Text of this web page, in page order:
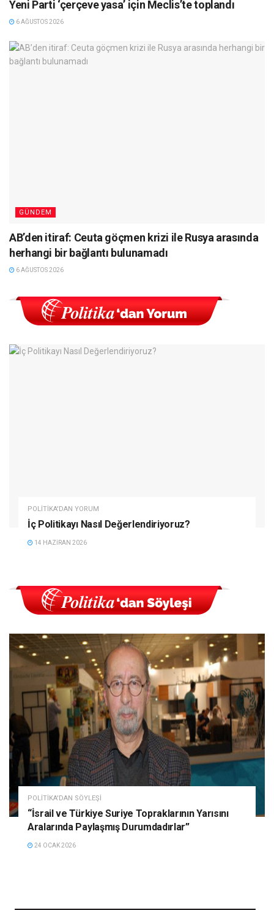
Yeni Parti ‘çerçeve yasa’ için Meclis’te toplandı
6 AĞUSTOS 2026
GÜNDEM
AB’den itiraf: Ceuta göçmen krizi ile Rusya arasında
herhangi bir bağlantı bulunamadı
6 AĞUSTOS 2026
POLITIKA'DAN YORUM
İç Politikayı Nasıl Değerlendiriyoruz?
14 HAZIRAN 2026
POLITIKA'DAN SÖYLEŞI
“İsrail ve Türkiye Suriye Topraklarının Yarısını
Aralarında Paylaşmış Durumdadırlar”
24 OCAK 2026